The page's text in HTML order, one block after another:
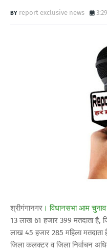
report exclusive news
श्रीगंगानगर । विधानसभा आम
13 लाख 61 हजार 399 मतदाता
लाख 45 हजार 285 महिला मतदाता
जिला कलक्टर व जिला निर्वाचन